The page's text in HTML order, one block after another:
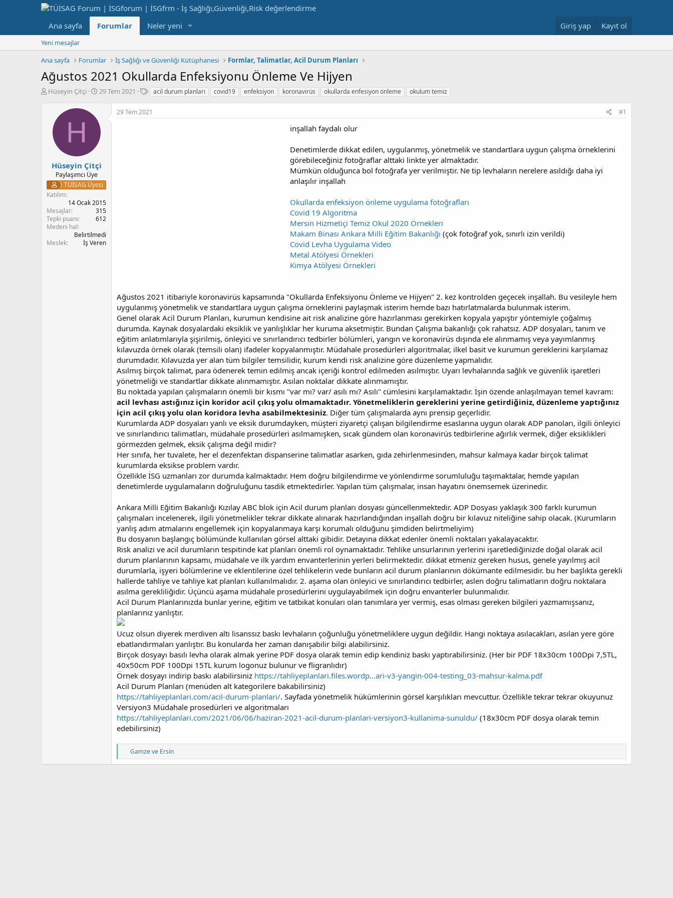
Ana sayfa Forumlar Neler yeni Giriş yap Kayıt ol
Yeni mesajlar
Ana sayfa
Forumlar İş Sağlığı ve Güvenliği Kütüphanesi Formlar, Talimatlar, Acil Durum Planları
Ağustos 2021 Okullarda Enfeksiyonu Önleme Ve Hijyen
K
l
a
t
a
n
Hüseyin Çitçi
B
a
n
g
ç
a
r
i
h
i
29 Tem 2021
E
i
acil durum planları covid19 enfeksiyon koronavirüs okullarda enfesiyon önleme okulum temiz
H
Hüseyin Çitçi
Paylaşımcı Üye
TÜİSAG Üyesi
Katılım
14 Ocak 2015
Mesajlar
315
Tepki puanı
612
Medeni hal
Belirtilmedi
Meslek
İş Veren
29 Tem 2021 #1
inşallah faydalı olur
Denetimlerde dikkat edilen, uygulanmış, yönetmelik ve standartlara uygun çalışma örneklerini
görebileceğiniz fotoğraflar alttaki linkte yer almaktadır.
Mümkün olduğunca bol fotoğrafa yer verilmiştir. Ne tip levhaların nerelere asıldığı daha iyi
anlaşılır inşallah
Okullarda enfeksiyon önleme uygulama fotoğrafları
Covid 19 Algoritma
Mersin Hizmetiçi Temiz Okul 2020 Örnekleri
Makam Binası Ankara Milli Eğitim Bakanlığı (çok fotoğraf yok, sınırlı izin verildi)
Covid Levha Uygulama Video
Metal Atölyesi Örnekleri
Kimya Atölyesi Örnekleri
Ağustos 2021 itibariyle koronavirüs kapsamında "Okullarda Enfeksiyonu Önleme ve Hijyen" 2. kez kontrolden geçecek inşallah. Bu vesileyle hem
uygulanmış yönetmelik ve standartlara uygun çalışma örneklerini paylaşmak isterim hemde bazı hatırlatmalarda bulunmak isterim.
Genel olarak Acil Durum Planları, kurumun kendisine ait risk analizine göre hazırlanması gerekirken kopyala yapıştır yöntemiyle çoğalmış
durumda. Kaynak dosyalardaki eksiklik ve yanlışlıklar her kuruma aksetmiştir. Bundan Çalışma bakanlığı çok rahatsız. ADP dosyaları, tanım ve
eğitim anlatımlarıyla şişirilmiş, önleyici ve sınırlandırıcı tedbirler bölümleri, yangın ve koronavirüs dışında ele alınmamış veya yayımlanmış
kılavuzda örnek olarak (temsili olan) ifadeler kopyalanmıştır. Müdahale prosedürleri algoritmalar, ilkel basit ve kurumun gereklerini karşılamaz
durumdadır. Kılavuzda yer alan tüm bilgiler temsilidir, kurum kendi risk analizine göre düzenleme yapmalıdır.
Asılmış birçok talimat, para ödenerek temin edilmiş ancak içeriği kontrol edilmeden asılmıştır. Uyarı levhalarında sağlık ve güvenlik işaretleri
yönetmeliği ve standartlar dikkate alınmamıştır. Asılan noktalar dikkate alınmamıştır.
Bu noktada yapılan çalışmaların önemli bir kısmı "var mı? var/ asılı mı? Asılı" cümlesini karşılamaktadır. İşin özende anlaşılmayan temel kavram:
acil levhası astığınız için koridor acil çıkış yolu olmamaktadır. Yönetmeliklerin gereklerini yerine getirdiğiniz, düzenleme yaptığınız
için acil çıkış yolu olan koridora levha asabilmektesiniz. Diğer tüm çalışmalarda aynı prensip geçerlidir.
Kurumlarda ADP dosyaları yanlı ve eksik durumdayken, müşteri ziyaretçi çalışan bilgilendirme esaslarına uygun olarak ADP panoları, ilgili önleyici
ve sınırlandırıcı talimatları, müdahale prosedürleri asılmamışken, sıcak gündem olan koronavirüs tedbirlerine ağırlık vermek, diğer eksiklikleri
görmezden gelmek, eksik çalışma değil midir?
Her sınıfa, her tuvalete, her el dezenfektan dispanserine talimatlar asarken, gıda zehirlenmesinden, mahsur kalmaya kadar birçok talimat
kurumlarda eksikse problem vardır.
Özellikle İSG uzmanları zor durumda kalmaktadır. Hem doğru bilgilendirme ve yönlendirme sorumluluğu taşımaktalar, hemde yapılan
denetimlerde uygulamaların doğruluğunu tasdik etmektedirler. Yapılan tüm çalışmalar, insan hayatını önemsemek üzerinedir.
Ankara Milli Eğitim Bakanlığı Kızılay ABC blok için Acil durum planları dosyası güncellenmektedir. ADP Dosyası yaklaşık 300 farklı kurumun
çalışmaları incelenerek, ilgili yönetmelikler tekrar dikkate alınarak hazırlandığından inşallah doğru bir kılavuz niteliğine sahip olacak. (Kurumların
yanlış adım atmalarını engellemek için kopyalanmaya karşı korumalı olduğunu şimdiden belirtmeliyim)
Bu dosyanın başlangıç bölümünde kullanılan görsel alttaki gibidir. Detayına dikkat edenler önemli noktaları yakalayacaktır.
Risk analizi ve acil durumların tespitinde kat planları önemli rol oynamaktadır. Tehlike unsurlarının yerlerini işaretlediğinizde doğal olarak acil
durum planlarının kapsamı, müdahale ve ilk yardım envanterlerinin yerleri belirmektedir. dikkat etmeniz gereken husus, genele yayılmış acil
durumlarla, işyeri bölümlerine ve eklentilerine özel tehlikelerin vede bunların acil durum planlarının dökümante edilmesidir. bu her başlıkta gerekli
hallerde tahliye ve tahliye kat planları kullanılmalıdır. 2. aşama olan önleyici ve sınırlandırıcı tedbirler, aslen doğru talimatların doğru noktalara
asılma gerekliliğidir. Üçüncü aşama müdahale prosedürlerini uygulayabilmek için doğru envanterler bulunmalıdır.
Acil Durum Planlarınızda bunlar yerine, eğitim ve tatbikat konuları olan tanımlara yer vermiş, esas olması gereken bilgileri yazmamışsanız,
planlarınız yanlıştır.
Ucuz olsun diyerek merdiven altı lisanssız baskı levhaların çoğunluğu yönetmeliklere uygun değildir. Hangi noktaya asılacakları, asılan yere göre
ebatlandırmaları yanlıştır. Bu konularda her zaman danışabilir bilgi alabilirsiniz.
Birçok dosyayı basılı levha olarak almak yerine PDF dosya olarak temin edip kendiniz baskı yaptırabilirsiniz. (Her bir PDF 18x30cm 100Dpi 7,5TL,
40x50cm PDF 100Dpi 15TL kurum logonuz bulunur ve fligranlıdır)
Örnek dosyayı indirip baskı alabilirsiniz https://tahliyeplanlari.files.wordp...ari-v3-yangin-004-testing_03-mahsur-kalma.pdf
Acil Durum Planları (menüden alt kategorilere bakabilirsiniz)
https://tahliyeplanlari.com/acil-durum-planlari/. Sayfada yönetmelik hükümlerinin görsel karşılıkları mevcuttur. Özellikle tekrar tekrar okuyunuz
Versiyon3 Müdahale prosedürleri ve algoritmaları
https://tahliyeplanlari.com/2021/06/06/haziran-2021-acil-durum-planlari-versiyon3-kullanima-sunuldu/ (18x30cm PDF dosya olarak temin
edebilirsiniz)
T
e
p
Gamzeve Ersin